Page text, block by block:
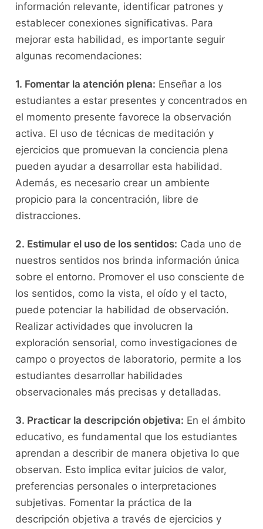
⁤información relevante, ⁣identificar patrones​ y
establecer conexiones significativas. Para
mejorar esta habilidad, es importante seguir
algunas recomendaciones:
1. Fomentar la ‌atención plena: Enseñar a los
estudiantes a estar presentes⁣ y concentrados en
​el momento presente⁣ favorece ​la observación
activa. ⁤El ‍uso ‌de técnicas de⁤ meditación y
ejercicios que promuevan la conciencia plena
pueden ayudar ‌a desarrollar esta habilidad.‍
Además,⁤ es necesario crear un‍ ambiente
propicio para la concentración,‍ libre de⁢
distracciones.
2. Estimular el uso de los sentidos: Cada uno ​de
nuestros sentidos nos brinda información única
sobre el‍ entorno. Promover el ‌uso consciente‍ de​
los sentidos, como‍ la ‍vista, el oído ⁢y el tacto,
puede potenciar la ⁢habilidad de observación.
Realizar actividades que involucren la
exploración sensorial, como investigaciones de⁣
campo o proyectos de laboratorio,‌ permite⁣ a los
estudiantes desarrollar habilidades
observacionales​ más precisas y‍ detalladas.
3.‍ Practicar la​ descripción objetiva: En el ámbito
educativo, es ⁤fundamental que los estudiantes
aprendan a describir de manera objetiva ​lo que
⁣observan. Esto implica evitar⁣ juicios ‍de⁣ valor,⁣
preferencias​ personales o interpretaciones‍
subjetivas. Fomentar la práctica‌ de ‍la
descripción‍ objetiva ‍a través de ejercicios⁤ y⁢